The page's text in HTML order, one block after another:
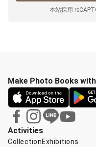
本站採用
Activities
CollectionExhibitions
Make Photo Books